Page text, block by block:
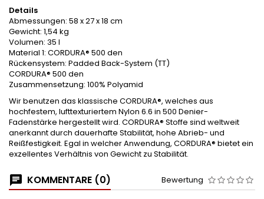
Details
Abmessungen: 58 x 27 x 18 cm
Gewicht: 1,54 kg
Volumen: 35 l
Material 1: CORDURA® 500 den
Rückensystem: Padded Back-System (TT)
CORDURA® 500 den
Zusammensetzung: 100% Polyamid
Wir benutzen das klassische CORDURA®, welches aus
hochfestem, lufttexturiertem Nylon 6.6 in 500 Denier-
Fadenstärke hergestellt wird. CORDURA® Stoffe sind weltweit
anerkannt durch dauerhafte Stabilität, hohe Abrieb- und
Reißfestigkeit. Egal in welcher Anwendung, CORDURA® bietet ein
exzellentes Verhältnis von Gewicht zu Stabilität.
KOMMENTARE (0) Bewertung